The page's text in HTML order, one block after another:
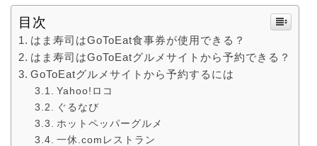
目次
はま寿司はGoToEat食事券が使用できる？
はま寿司はGoToEatグルメサイトから予約できる？
GoToEatグルメサイトから予約するには
Yahoo!ロコ
ぐるなび
ホットペッパーグルメ
一休.comレストラン